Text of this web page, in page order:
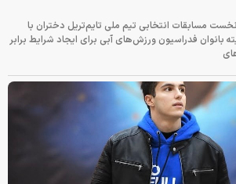
مسابقات انتخابی تیم ملی تایم‌تریل دختران با
بانوان فدراسیون ورزش‌های آبی برای ایجاد شرایط برابر